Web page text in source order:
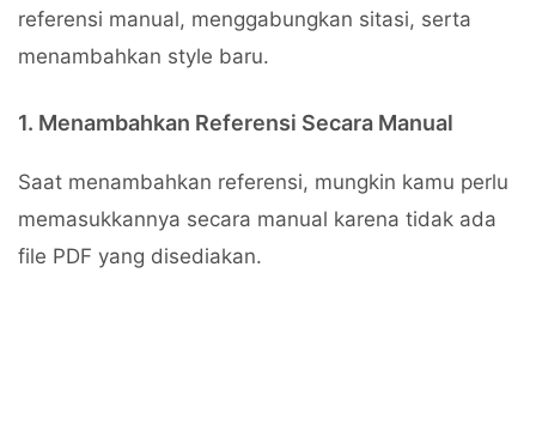
referensi manual, menggabungkan sitasi, serta
menambahkan style baru.
1. Menambahkan Referensi Secara Manual
Saat menambahkan referensi, mungkin kamu perlu
memasukkannya secara manual karena tidak ada
file PDF yang disediakan.